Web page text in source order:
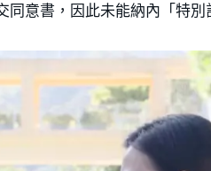
意書，因此未能納內「特別